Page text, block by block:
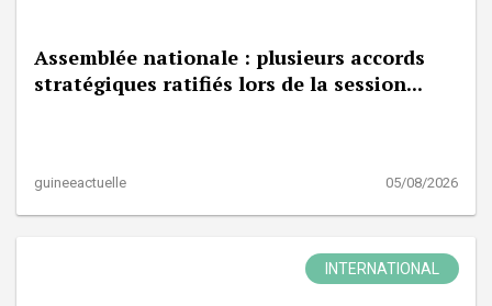
Assemblée nationale : plusieurs accords
stratégiques ratifiés lors de la session...
guineeactuelle 05/08/2026
INTERNATIONAL